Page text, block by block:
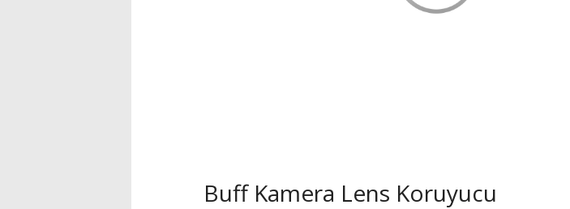
Buff Kamera Lens Koruyucu